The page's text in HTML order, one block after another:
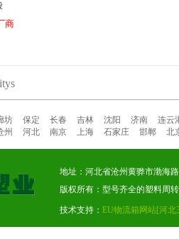
。
坊 保定 长春 吉林 沈阳 济南
连云
州 河北 南京 上海 石家庄 邯郸 北
地址：河北省沧州黄骅市渤
版权所有：型号齐全的塑料周
技术支持： EU物流箱网站[河北